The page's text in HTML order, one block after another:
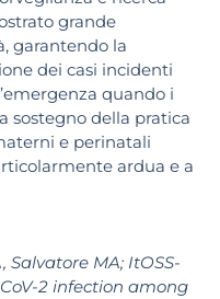
grande
garantendo la
dei casi incidenti
quando i
sostegno della pratica
e perinatali
ardua e a
Salvatore MA; ItOSS-
CoV-2 infection among